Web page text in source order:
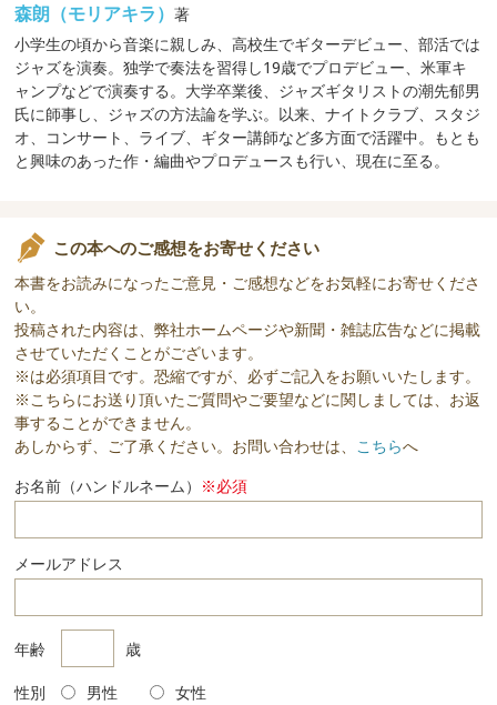
森朗（モリアキラ）著
小学生の頃から音楽に親しみ、高校生でギターデビュー、部活では
ジャズを演奏。独学で奏法を習得し19歳でプロデビュー、米軍キ
ャンプなどで演奏する。大学卒業後、ジャズギタリストの潮先郁男
氏に師事し、ジャズの方法論を学ぶ。以来、ナイトクラブ、スタジ
オ、コンサート、ライブ、ギター講師など多方面で活躍中。もとも
と興味のあった作・編曲やプロデュースも行い、現在に至る。
この本へのご感想をお寄せください
本書をお読みになったご意見・ご感想などをお気軽にお寄せくださ
い。
投稿された内容は、弊社ホームページや新聞・雑誌広告などに掲載
させていただくことがございます。
※は必須項目です。恐縮ですが、必ずご記入をお願いいたします。
※こちらにお送り頂いたご質問やご要望などに関しましては、お返
事することができません。
あしからず、ご了承ください。お問い合わせは、 こちらへ
お名前（ハンドルネーム） ※必須
メールアドレス
年齢 歳
性別 男性 女性